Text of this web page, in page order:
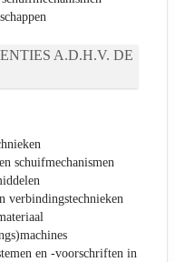
A.D.H.V. DE
schuifmechanismen
verbindingstechnieken
en -voorschriften in